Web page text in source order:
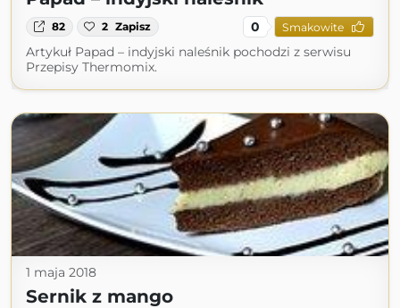
82 2 Zapisz 0 Smakowite
Artykuł Papad – indyjski naleśnik pochodzi z serwisu
Przepisy Thermomix.
1 maja 2018
Sernik z mango